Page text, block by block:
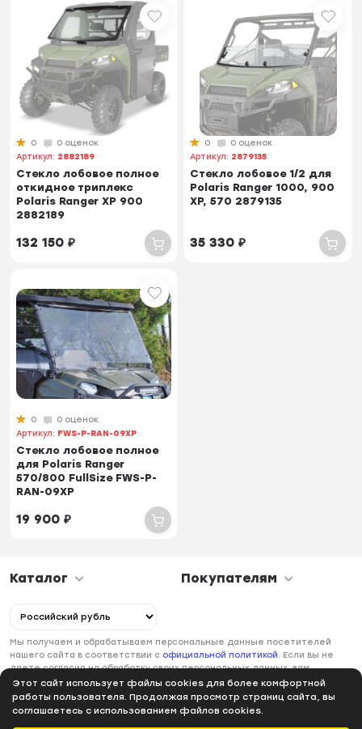
Этот сайт использует файлы cookies для более комфортной
работы пользователя. Продолжая просмотр страниц сайта, вы
соглашаетесь с использованием файлов cookies.
0
0 оценок
Артикул: 2882189
Стекло лобовое полное
откидное триплекс
Polaris Ranger XP 900
2882189
132 150₽
0
0 оценок
Артикул: 2879135
Стекло лобовое 1/2 для
Polaris Ranger 1000, 900
XP, 570 2879135
35 330₽
0
0 оценок
Артикул: FWS-P-RAN-09XP
Стекло лобовое полное
для Polaris Ranger
570/800 FullSize FWS-P-
RAN-09XP
19 900₽
Каталог Покупателям
Мы получаем и обрабатываем персональные данные посетителей
нашего сайта в соответствии с официальной политикой. Если вы не
даете согласия на обработку своих персональных данных, вам
необходимо покинуть наш сайт.